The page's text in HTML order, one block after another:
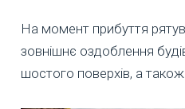
На момент прибуття
зовнішнє оздоблення
шостого поверхів, а також